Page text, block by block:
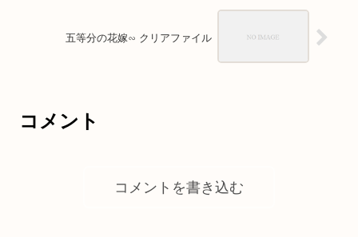
五等分の花嫁∽ クリアファイル
コメント
コメントを書き込む